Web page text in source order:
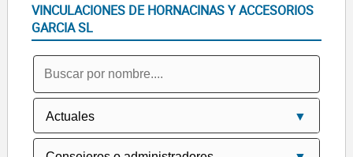
VINCULACIONES DE HORNACINAS Y ACCESORIOS
GARCIA SL